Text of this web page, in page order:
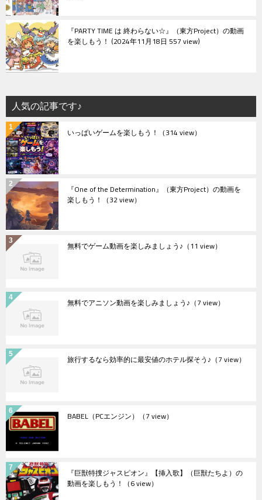
『PARTY TIME は 終わらない☆』（東方Project）の動画
を楽しもう！ 2024年11月18日 557 view
人気の記事です♪
いっぱいゲームを楽しもう！ （314 view）
『One of the Determination』（東方Project）の動画を
楽しもう！ （32 view）
無料でゲーム動画を楽しみましょう♪ （11 view）
無料でアニソン動画を楽しみましょう♪ （7 view）
旅行するなら効率的に最安値のホテル探そう♪ （7 view）
BABEL（PCエンジン） （7 view）
『巨獣特捜ジャスピオン』【挿入歌】（巨獣たちよ）の
動画を楽しもう！ （6 view）